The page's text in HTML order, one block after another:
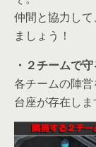
仲間と協力し
ましょう！
・２チームで
各チームの陣
台座が存在しま